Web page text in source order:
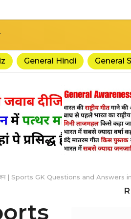
General Hindi General
प्रश्न | Sports GK Questions and Answers